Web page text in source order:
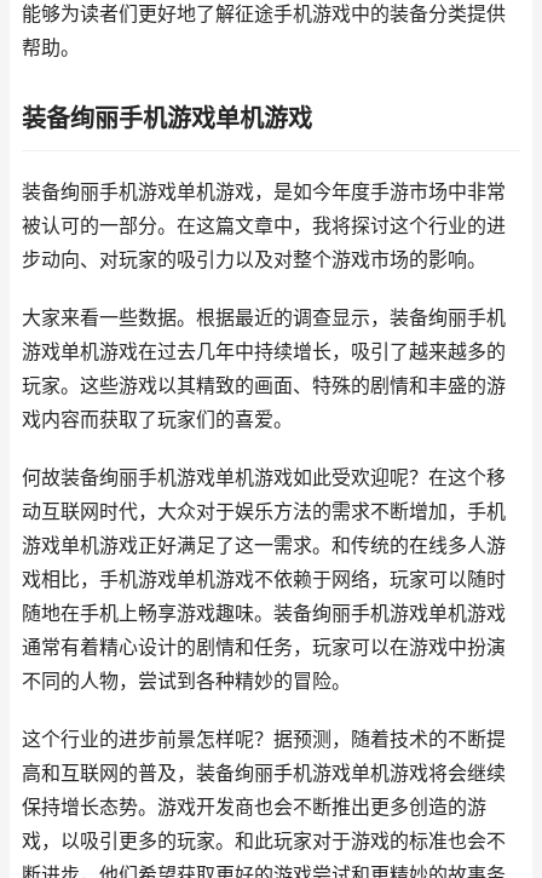
能够为读者们更好地了解征途手机游戏中的装备分类提供
帮助。
装备绚丽手机游戏单机游戏
装备绚丽手机游戏单机游戏，是如今年度手游市场中非常
被认可的一部分。在这篇文章中，我将探讨这个行业的进
步动向、对玩家的吸引力以及对整个游戏市场的影响。
大家来看一些数据。根据最近的调查显示，装备绚丽手机
游戏单机游戏在过去几年中持续增长，吸引了越来越多的
玩家。这些游戏以其精致的画面、特殊的剧情和丰盛的游
戏内容而获取了玩家们的喜爱。
何故装备绚丽手机游戏单机游戏如此受欢迎呢？在这个移
动互联网时代，大众对于娱乐方法的需求不断增加，手机
游戏单机游戏正好满足了这一需求。和传统的在线多人游
戏相比，手机游戏单机游戏不依赖于网络，玩家可以随时
随地在手机上畅享游戏趣味。装备绚丽手机游戏单机游戏
通常有着精心设计的剧情和任务，玩家可以在游戏中扮演
不同的人物，尝试到各种精妙的冒险。
这个行业的进步前景怎样呢？据预测，随着技术的不断提
高和互联网的普及，装备绚丽手机游戏单机游戏将会继续
保持增长态势。游戏开发商也会不断推出更多创造的游
戏，以吸引更多的玩家。和此玩家对于游戏的标准也会不